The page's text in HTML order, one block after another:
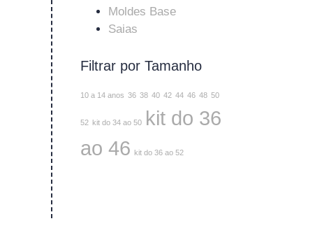
Moldes Base
Saias
Filtrar por Tamanho
10 a 14 anos 36 38 40 42 44 46 48 50
52 kit do 34 ao 50 kit do 36
ao 46 kit do 36 ao 52